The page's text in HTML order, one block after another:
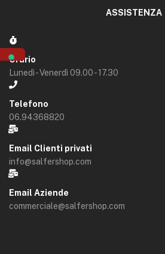
ASSISTENZA
Orario
Lunedì - Venerdì 09.00 - 17.30
Telefono
06.94368820
Email Clienti privati
info@salfershop.com
Email Aziende
commerciale@salfershop.com